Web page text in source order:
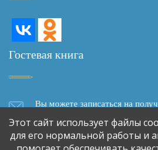
Гостевая книга
Вы можете записаться на
задать вопрос, написать отзыв
обслуживания, сделать
используя форму обратной связи
Этот сайт использует файлы
для его нормальной работы и